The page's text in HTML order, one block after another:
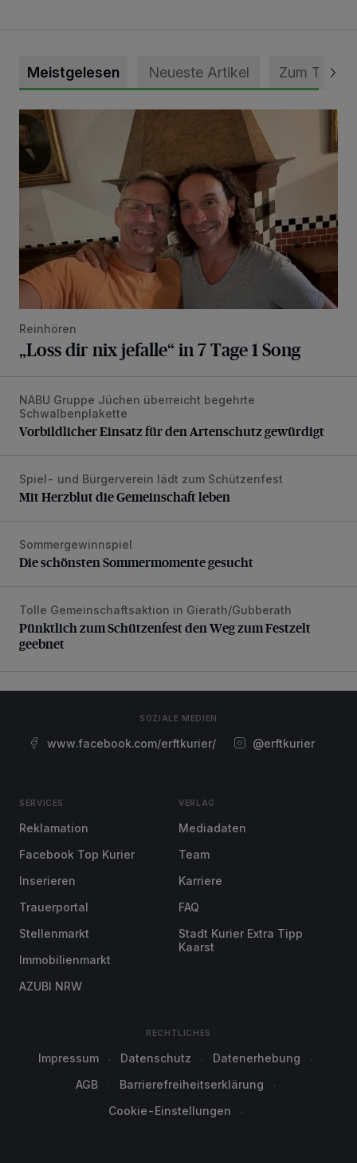
Meistgelesen Neueste Artikel Zum Thema
„Loss dir nix jefalle“ in 7 Tage 1 Song
Reinhören
„Loss dir nix jefalle“ in 7 Tage 1 Song
Vorbildlicher Einsatz für den Artenschutz gewürdigt
NABU Gruppe Jüchen überreicht begehrte
Schwalbenplakette
Vorbildlicher Einsatz für den Artenschutz gewürdigt
Mit Herzblut die Gemeinschaft leben
Spiel- und Bürgerverein lädt zum Schützenfest
Mit Herzblut die Gemeinschaft leben
Die schönsten Sommermomente gesucht
Sommergewinnspiel
Die schönsten Sommermomente gesucht
Pünktlich zum Schützenfest den Weg zum Festzelt
Tolle Gemeinschaftsaktion in Gierath/Gubberath
Pünktlich zum Schützenfest den Weg zum Festzelt
geebnet
SOZIALE MEDIEN
www.facebook.com/erftkurier/ @erftkurier
SERVICES
Reklamation
Facebook Top Kurier
Inserieren
Trauerportal
Stellenmarkt
Immobilienmarkt
AZUBI NRW
VERLAG
Mediadaten
Team
Karriere
FAQ
Stadt Kurier Extra Tipp
Kaarst
RECHTLICHES
Impressum Datenschutz
Datenerhebung
AGB
Barrierefreiheitserklärung
Cookie-Einstellungen